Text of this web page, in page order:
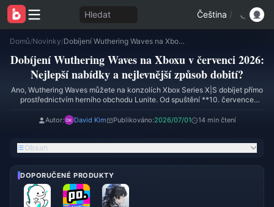
Hledat Čeština /
Domů/Novinky/ Dobíjení Wuthering Waves na Xboxu v červenci 2026: Nejlepší nabídky a nejlevnější způsob dobití?
Dobíjení Wuthering Waves na Xboxu v červenci 2026:
Nejlepší nabídky a nejlevnější způsob dobití?
Ano, Wuthering Waves můžete na konzolích Xbox Series X|S dobíjet přímo
prostřednictvím herního obchodu Lunite. Od spuštění **10. července
první nákup dvojnásobku Lunite** u každého balíčku – to samo o sobě
za dolar v rámci svého 30denního cyklu. A pro větší opakované útraty
Autor: David Kim Publikováno:2026/07/01 14 min čtení
Obsah
DOPORUČENÉ PRODUKTY